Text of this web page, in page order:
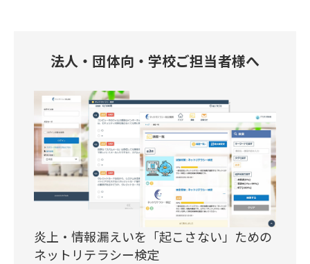
法人・団体向・学校ご担当者様へ
炎上・情報漏えいを「起こさない」ための
ネットリテラシー検定